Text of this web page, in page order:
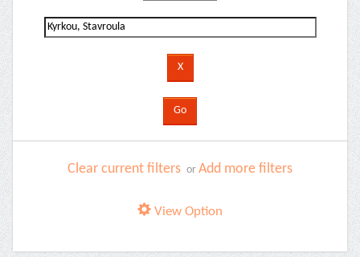
Clear current filters or Add more filters
View Option